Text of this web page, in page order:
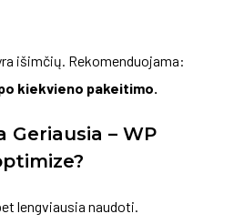
išimčių. Rekomenduojama:
kiekvieno pakeitimo.
Geriausia – WP
lengviausia naudoti.